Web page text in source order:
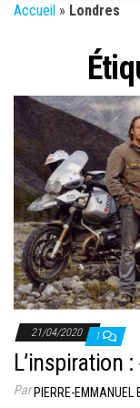
Accueil » Londres
21/04/2020 1
L’inspiration
ParPIERRE-EMMANUEL